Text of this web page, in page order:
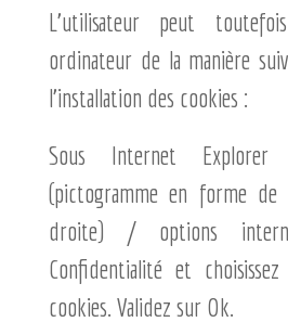
L’utilisateur peut
ordinateur de la manière
l’installation des cookies :
Sous Internet
(pictogramme en forme
droite) / options
Confidentialité et
cookies. Validez sur Ok.